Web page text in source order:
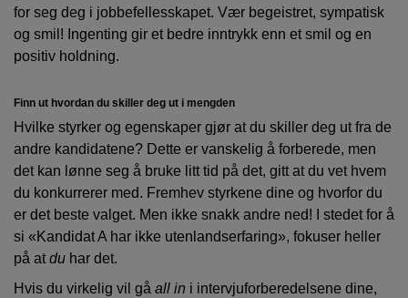
for seg deg i jobbefellesskapet. Vær begeistret, sympatisk
og smil! Ingenting gir et bedre inntrykk enn et smil og en
positiv holdning.
Finn ut hvordan du skiller deg ut i mengden
Hvilke styrker og egenskaper gjør at du skiller deg ut fra de
andre kandidatene? Dette er vanskelig å forberede, men
det kan lønne seg å bruke litt tid på det, gitt at du vet hvem
du konkurrerer med. Fremhev styrkene dine og hvorfor du
er det beste valget. Men ikke snakk andre ned! I stedet for å
si «Kandidat A har ikke utenlandserfaring», fokuser heller
på atdu har det.
Hvis du virkelig vil gå all in i intervjuforberedelsene dine,